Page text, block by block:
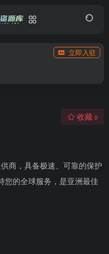
立即入驻
收藏 0
商，具备极速、可靠的保护
您的全球服务，是亚洲最佳